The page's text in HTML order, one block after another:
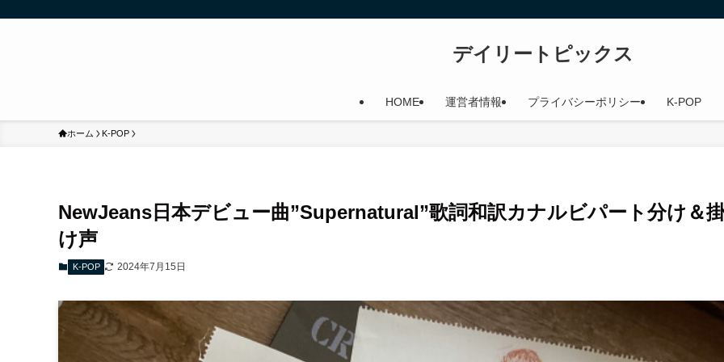
デイリートピックス
HOME 運営者情報 プライバシーポリシー K-POP
ホーム K-POP
NewJeans日本デビュー曲”Supernatural”歌詞和訳カナルビパート分け＆
け声
K-POP 2024年7月15日